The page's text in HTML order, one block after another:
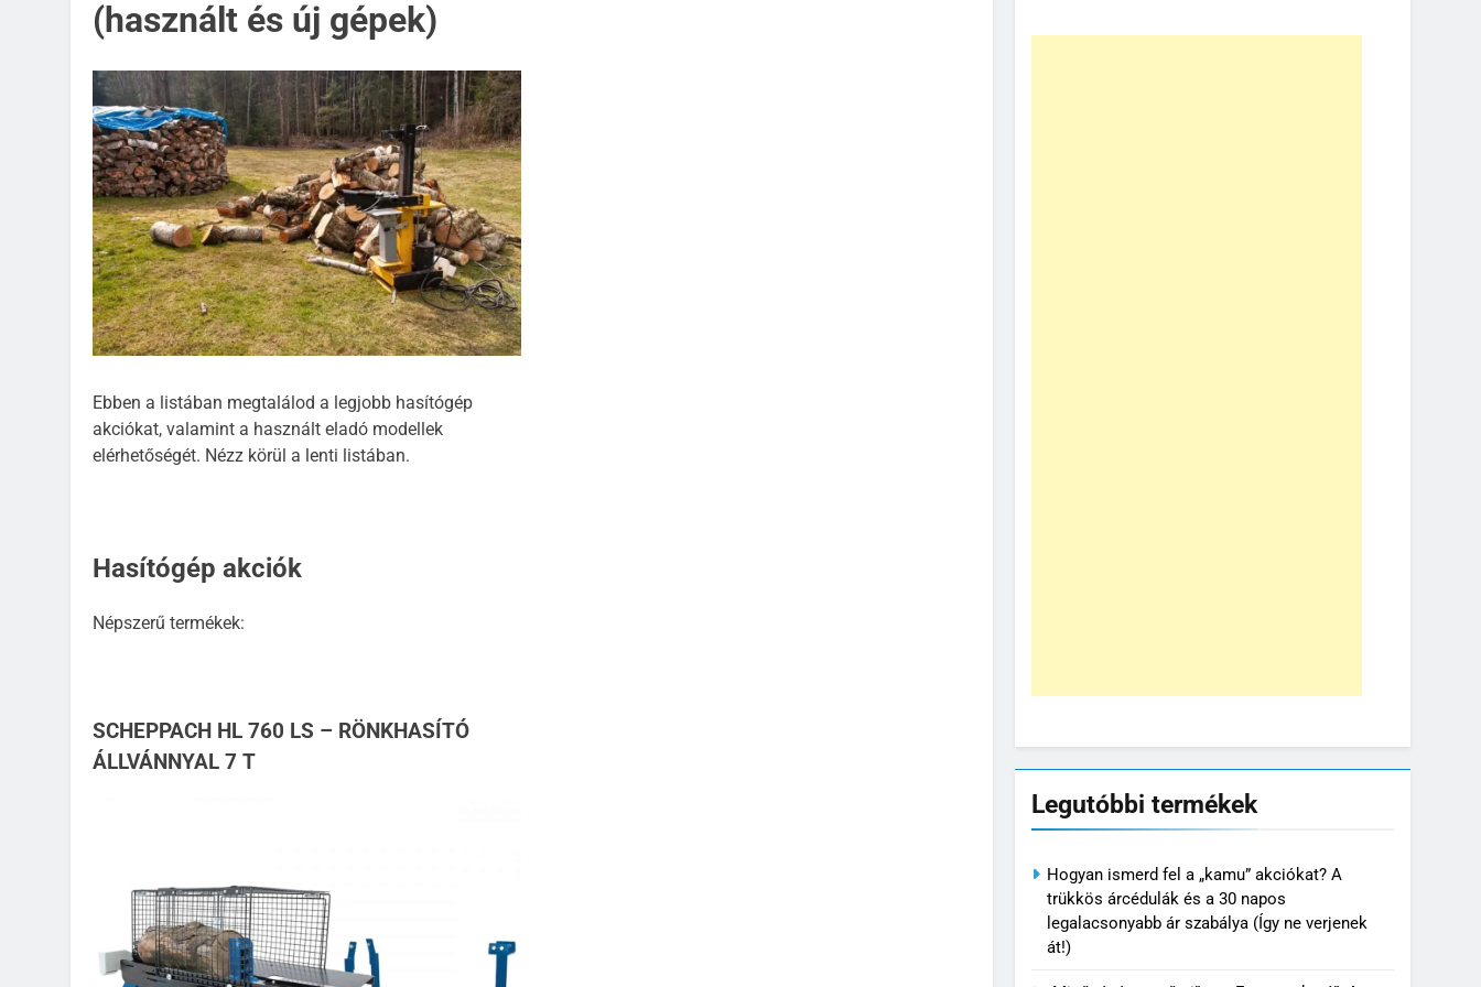
(használt és új gépek)
Ebben a listában megtalálod a legjobb hasítógép
akciókat, valamint a használt eladó modellek
elérhetőségét. Nézz körül a lenti listában.
Hasítógép akciók
Népszerű termékek:
SCHEPPACH HL 760 LS – RÖNKHASÍTÓ
ÁLLVÁNNYAL 7 T
Legutóbbi termékek
Hogyan ismerd fel a „kamu” akciókat? A
trükkös árcédulák és a 30 napos
legalacsonyabb ár szabálya (Így ne verjenek
át!)